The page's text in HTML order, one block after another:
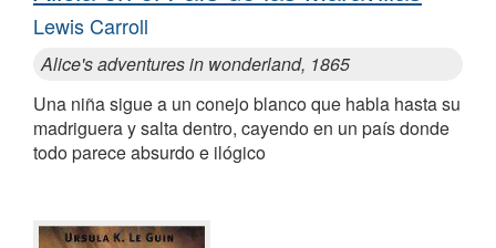
Lewis Carroll
Alice's adventures in wonderland, 1865
Una niña sigue a un conejo blanco que habla hasta su
madriguera y salta dentro, cayendo en un país donde
todo parece absurdo e ilógico